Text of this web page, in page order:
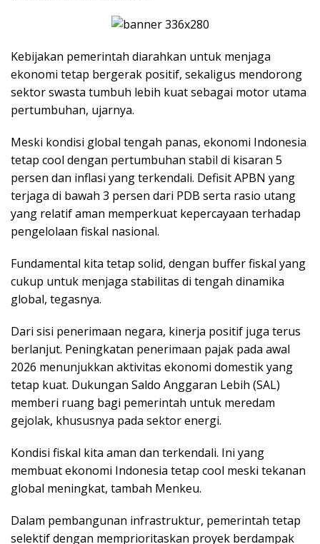
Kebijakan pemerintah diarahkan untuk menjaga
ekonomi tetap bergerak positif, sekaligus mendorong
sektor swasta tumbuh lebih kuat sebagai motor utama
pertumbuhan, ujarnya.
Meski kondisi global tengah panas, ekonomi Indonesia
tetap cool dengan pertumbuhan stabil di kisaran 5
persen dan inflasi yang terkendali. Defisit APBN yang
terjaga di bawah 3 persen dari PDB serta rasio utang
yang relatif aman memperkuat kepercayaan terhadap
pengelolaan fiskal nasional.
Fundamental kita tetap solid, dengan buffer fiskal yang
cukup untuk menjaga stabilitas di tengah dinamika
global, tegasnya.
Dari sisi penerimaan negara, kinerja positif juga terus
berlanjut. Peningkatan penerimaan pajak pada awal
2026 menunjukkan aktivitas ekonomi domestik yang
tetap kuat. Dukungan Saldo Anggaran Lebih (SAL)
memberi ruang bagi pemerintah untuk meredam
gejolak, khususnya pada sektor energi.
Kondisi fiskal kita aman dan terkendali. Ini yang
membuat ekonomi Indonesia tetap cool meski tekanan
global meningkat, tambah Menkeu.
Dalam pembangunan infrastruktur, pemerintah tetap
selektif dengan memprioritaskan proyek berdampak